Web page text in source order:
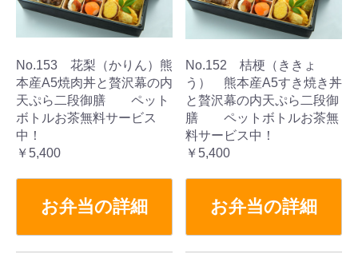
No.153 花梨（かりん）熊
本産A5焼肉丼と贅沢幕の内
天ぷら二段御膳 ペット
ボトルお茶無料サービス
中！
￥5,400
お弁当の詳細
No.152 桔梗（ききょ
う） 熊本産A5すき焼き丼
と贅沢幕の内天ぷら二段御
膳 ペットボトルお茶無
料サービス中！
￥5,400
お弁当の詳細